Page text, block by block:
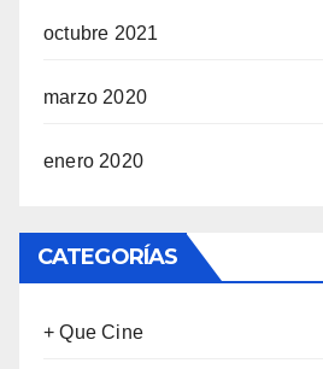
octubre 2021
marzo 2020
enero 2020
CATEGORÍAS
+ Que Cine